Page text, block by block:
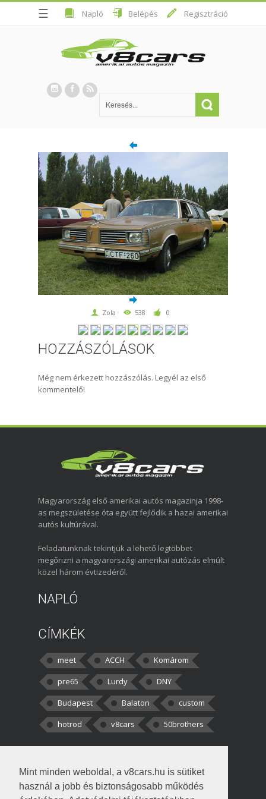
Mint minden weboldal, a v8cars.hu is sütiket
használ a jobb és biztonságosabb működés
☰ Napló Belépés Regisztráció
Zola 538 0
HOZZÁSZÓLÁSOK
Még nem érkezett hozzászólás. Legyél az első
kommentelő!
Magyarország első amerikai autós magazinja 1998-
as megszületése óta együtt fejlődik a hazai amerikai
autós kultúrával.
Feladatunknak tekintjük a lehető legtöbbet
megőrizni a magyarországi amerikai autózás elmúlt
közel három évtizedéről.
NAPLÓ
CÍMKÉK
meet ACCH
Komárom
pre65
Lurdy
DNY
Budapest
Balaton
custom
hotrod
v8cars 50brothers
kortisz:Elszúrtam! Én csak két
darabbaal számoltam. Nem tudtam, hogy fél autót,